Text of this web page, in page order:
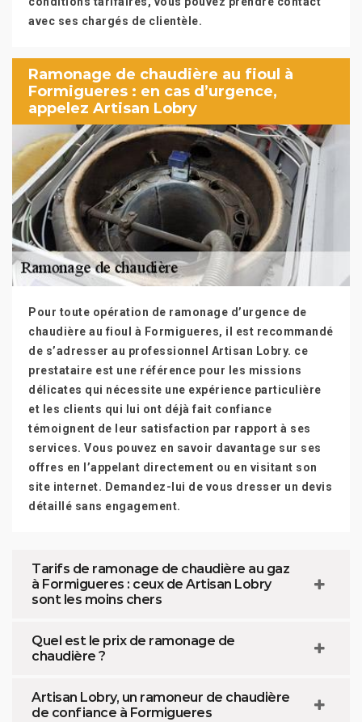
avec ses chargés de clientèle.
Ramonage de chaudière au fioul à
Formigueres : en cas d’urgence,
appelez Artisan Lobry
Pour toute opération de ramonage d’urgence de
chaudière au fioul à Formigueres, il est recommandé
de s’adresser au professionnel Artisan Lobry. ce
prestataire est une référence pour les missions
délicates qui nécessite une expérience particulière
et les clients qui lui ont déjà fait confiance
témoignent de leur satisfaction par rapport à ses
services. Vous pouvez en savoir davantage sur ses
offres en l’appelant directement ou en visitant son
site internet. Demandez-lui de vous dresser un devis
détaillé sans engagement.
Tarifs de ramonage de chaudière au gaz
à Formigueres : ceux de Artisan Lobry
sont les moins chers
Quel est le prix de ramonage de
chaudière ?
Artisan Lobry, un ramoneur de chaudière
de confiance à Formigueres